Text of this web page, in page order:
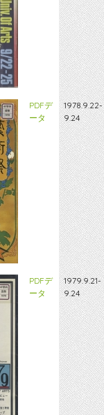
PDFデ
ータ
1978.9.22-
9.24
PDFデ
ータ
1979.9.21-
9.24